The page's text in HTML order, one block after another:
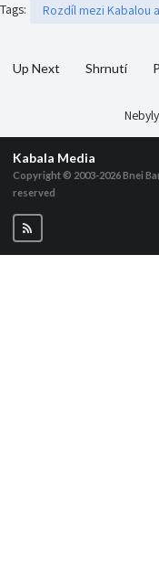
Tags: Rozdíl mezi Kabalou
Up Next Shrnutí
Kabala Media
Copyright © 2003-2026Bnei
reserved